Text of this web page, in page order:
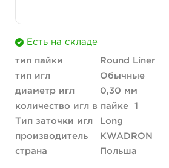
Есть на складе
тип пайки
Round Liner
тип игл
Обычные
диаметр игл
0,30 мм
количество игл в пайке
1
Тип заточки игл
Long
производитель
KWADRON
страна
Польша